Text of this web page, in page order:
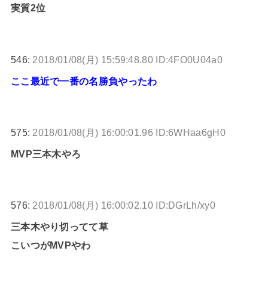
実質2位
546: 2018/01/08(月) 15:59:48.80 ID:4FO0U04a0
ここ最近で一番の名勝負やったわ
575: 2018/01/08(月) 16:00:01.96 ID:6WHaa6gH0
MVP三本木やろ
576: 2018/01/08(月) 16:00:02.10 ID:DGrLh/xy0
三本木やり切ってて草
こいつがMVPやわ